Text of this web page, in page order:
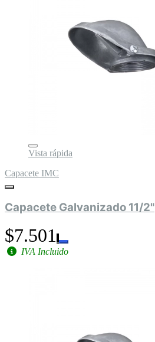
Vista rápida
Capacete IMC
Capacete Galvanizado 11/2"
$7.501
IVA Incluido